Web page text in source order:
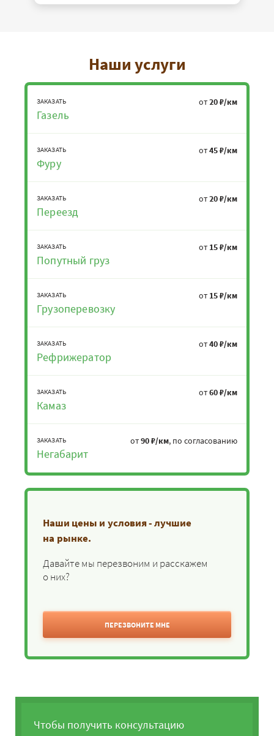
Наши услуги
ЗАКАЗАТЬ
Газель
от20 ₽/км
ЗАКАЗАТЬ
Фуру
от45 ₽/км
ЗАКАЗАТЬ
Переезд
от20 ₽/км
ЗАКАЗАТЬ
Попутный груз
от 15 ₽/км
ЗАКАЗАТЬ
Грузоперевозку
от 15 ₽/км
ЗАКАЗАТЬ
Рефрижератор
от40 ₽/км
ЗАКАЗАТЬ
Камаз
от60 ₽/км
ЗАКАЗАТЬ
Негабарит
от90 ₽/км, по согласованию
Наши цены и условия - лучшие
на рынке.
Давайте мы перезвоним и расскажем
о них?
ПЕРЕЗВОНИТЕ МНЕ
Чтобы получить консультацию